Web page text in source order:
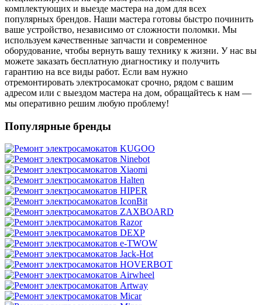
комплектующих и выезде мастера на дом для всех
популярных брендов. Наши мастера готовы быстро починить
ваше устройство, независимо от сложности поломки. Мы
используем качественные запчасти и современное
оборудование, чтобы вернуть вашу технику к жизни. У нас вы
можете заказать бесплатную диагностику и получить
гарантию на все виды работ. Если вам нужно
отремонтировать электросамокат срочно, рядом с вашим
адресом или с выездом мастера на дом, обращайтесь к нам —
мы оперативно решим любую проблему!
Популярные бренды